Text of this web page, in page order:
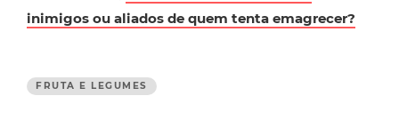
inimigos ou aliados de quem tenta emagrecer?
FRUTA E LEGUMES